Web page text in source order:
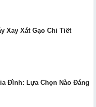
Xay Xát Gạo Chi Tiết
Đình: Lựa Chọn Nào Đáng